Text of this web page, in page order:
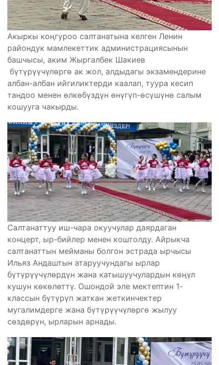
Акыркы коңгуроо салтанатына келген Ленин
райондук мамлекеттик администрациясынын
башчысы, аким Жыргалбек Шакиев
бүтүрүүчүлөргө ак жол, алдыдагы экзамендерине
албан-албан ийгиликтерди каалап, туура кесип
тандоо менен өлкөбүздүн өнүгүп-өсүшүнө салым
кошууга чакырды.
Салтанаттуу иш-чара окуучулар даярдаган
концерт, ыр-бийлер менен коштолду. Айрыкча
салтанаттын мейманы болгон эстрада ырчысы
Ильяз Андаштын атаруучундагы ырлар
бүтүрүүчүлөрдүн жана катышуучулардын көңүл
кушун көкөлөттү. Ошондой эле мектептин 1-
классын бүтүрүп жаткан жеткинчектер
мугалимдерге жана бүтүрүүчүлөргө жылуу
сөздөрүн, ырларын арнады.